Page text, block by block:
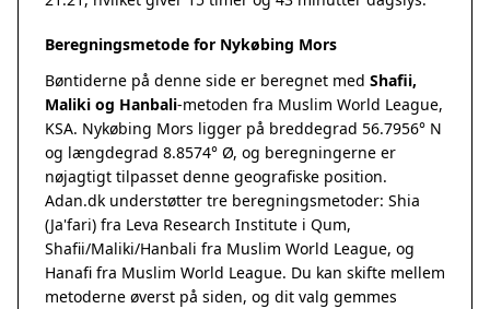
Beregningsmetode for Nykøbing Mors
Bøntiderne på denne side er beregnet med Shafii,
Maliki og Hanbali-metoden fra Muslim World League,
KSA. Nykøbing Mors ligger på breddegrad 56.7956° N
og længdegrad 8.8574° Ø, og beregningerne er
nøjagtigt tilpasset denne geografiske position.
Adan.dk understøtter tre beregningsmetoder: Shia
(Ja'fari) fra Leva Research Institute i Qum,
Shafii/Maliki/Hanbali fra Muslim World League, og
Hanafi fra Muslim World League. Du kan skifte mellem
metoderne øverst på siden, og dit valg gemmes